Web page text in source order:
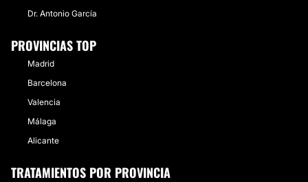
Dr. Antonio García
PROVINCIAS TOP
Madrid
Barcelona
Valencia
Málaga
Alicante
TRATAMIENTOS POR PROVINCIA